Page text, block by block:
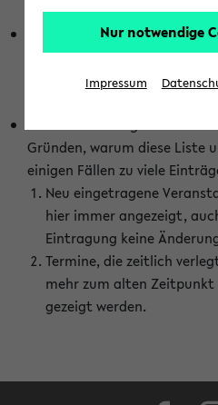
abhängig vom im eKVV
Die hier gezeigte Liste von
vollständig sein, wenn den
die Änderungen zeitnah
Gründen, warum diese Liste
einigen Fällen zu viele
Neu eingetragene
hier immer angezeigt,
Eintragung keine
Termine, die zeitlich
mehr zum alten
gezeigt werden.
Nur notwendige
Impressum